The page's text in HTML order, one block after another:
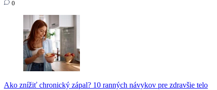
0
Ako znížiť chronický zápal? 10 ranných návykov pre zdravšie telo